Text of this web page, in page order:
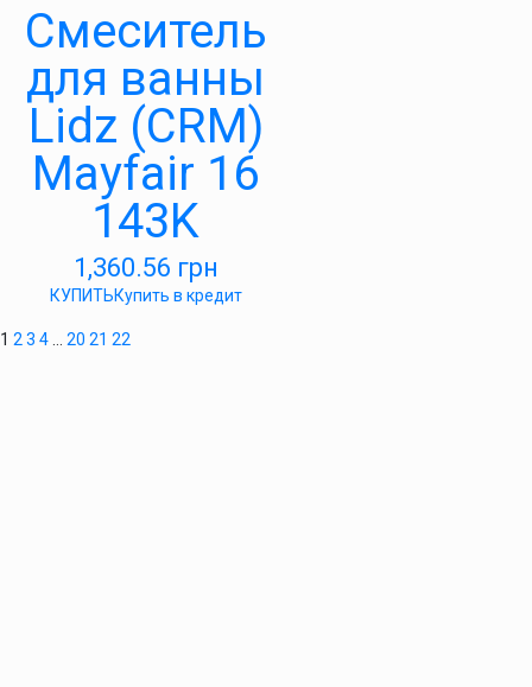
Смеситель
для ванны
Lidz (CRM)
Mayfair 16
143K
1,360.56 грн
КУПИТЬКупить в кредит
1 2 3 4 20 21 22